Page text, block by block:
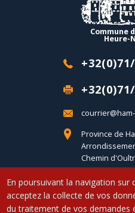
Commune
Heure-
Province de
Chemin
B-6120 Ham-
Copyright © 2017 Commune
En poursuivant la navigation sur
acceptez la collecte de vos
du traitement de vos demandes